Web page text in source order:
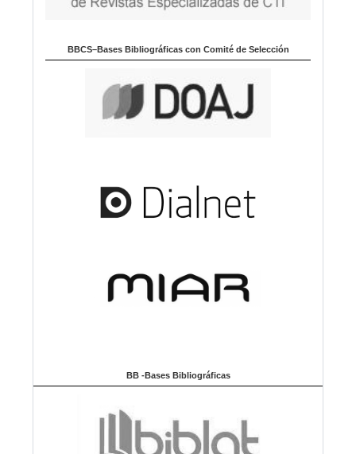
BBCS–Bases Bibliográficas con Comité de Selección
BB -Bases Bibliográficas